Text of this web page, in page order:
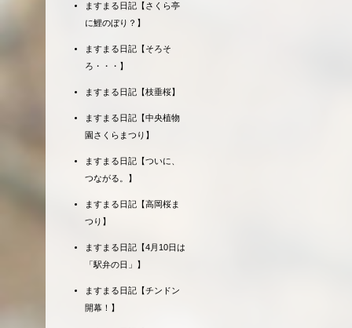
ますまる日記【さくら亭
に鯉のぼり？】
ますまる日記【そろそ
ろ・・・】
ますまる日記【枝垂桜】
ますまる日記【中央植物
園さくらまつり】
ますまる日記【ついに、
つながる。】
ますまる日記【高岡桜ま
つり】
ますまる日記【4月10日は
「駅弁の日」】
ますまる日記【チンドン
開幕！】